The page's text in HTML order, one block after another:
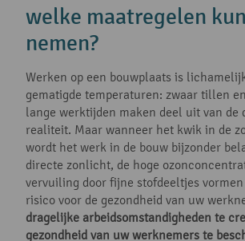
welke maatregelen
nemen?
Werken op een bouwplaats is
gematigde temperaturen: zwaar tillen
lange werktijden maken deel uit van de
realiteit. Maar wanneer het kwik in de
wordt het werk in de bouw bijzonder
directe zonlicht, de hoge
vervuiling door fijne stofdeeltjes
risico voor de gezondheid van uw
dragelijke arbeidsomstandigheden te
gezondheid van uw werknemers te